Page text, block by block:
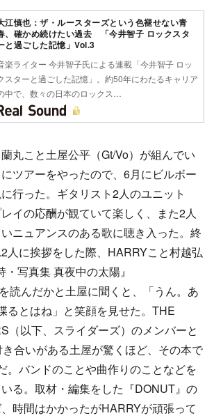
江慎也：ザ・ルースターズという色褪せない青
、確かめ続けたい過去 「今井智子 ロックスタ
と過ごした記憶」Vol.3
楽ライター 今井智子氏による連載「今井智子 ロッ
スターと過ごした記憶」。約50年にわたるキャリア
中で、数々の日本のロックス…
丸こと土屋公平（Gt/Vo）が組んでい
ツアーをやったので、6月にビルボー
行った。ギタリスト2人のユニット
イの応酬が観ていて楽しく、また2人
ニュアンスのある歌に聴き入った。終
人に挨拶をした際、HARRYこと村越弘
写真集 真夜中の太陽』
読んだかと土屋に聞くと、「うん。あ
るとはね」と笑顔を見せた。THE
（以下、スライダーズ）のメンバーと
合いがある土屋が驚くほど、その本で
。バンドのことや曲作りのことなどを
る。取材・編集をした『DONUT』の
時間はかかったがHARRYが頑張って